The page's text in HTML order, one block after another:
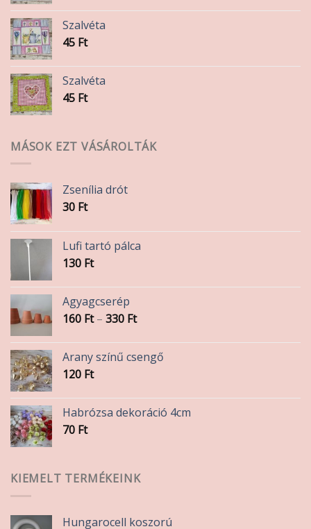
Szalvéta
45 Ft
Szalvéta
45 Ft
MÁSOK EZT VÁSÁROLTÁK
Zsenília drót
30 Ft
Lufi tartó pálca
130 Ft
Agyagcserép
160 Ft – 330 FtÁrtartomány:
-
330 Ft
Arany színű csengő
120 Ft
Habrózsa dekoráció 4cm
70 Ft
KIEMELT TERMÉKEINK
Hungarocell koszorú